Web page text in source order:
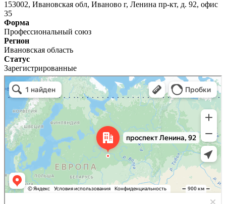
153002, Ивановская обл, Иваново г, Ленина пр-кт, д. 92, офис
35
Форма
Профессиональный союз
Регион
Ивановская область
Статус
Зарегистрированные